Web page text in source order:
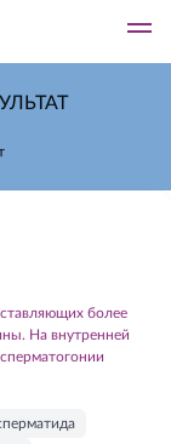
более
На внутренней